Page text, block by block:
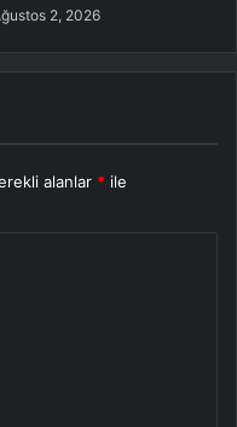
2, 2026
alanlar * ile